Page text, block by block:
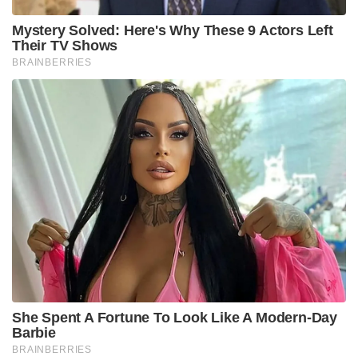
रखता है; विशेष रूप से तमाशा, केवल कल्पना करने के बजाय
देखने की क्षमता प्रदान करता है, यह करता है।